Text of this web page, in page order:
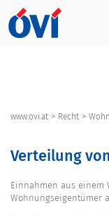
www.ovi.at > Recht >
Verteilung
Einnahmen aus einem
Wohnungseigentümer